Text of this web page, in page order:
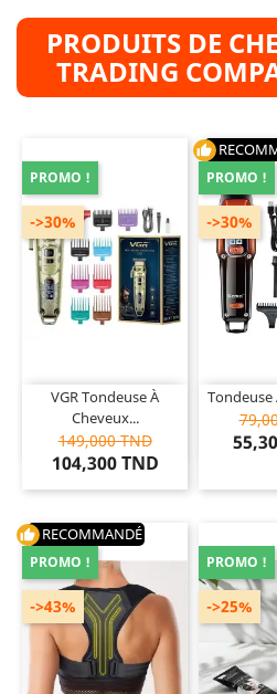
PRODUITS DE
TRADING
VGR Tondeuse À
Cheveux...
149,000 TND
104,300 TND
PROMO !
->30%
thumb_up
Tondeuse
PROMO !
->30%
thumb_up RECOMMANDÉ
->43%
PROMO ! PROMO !
->25%